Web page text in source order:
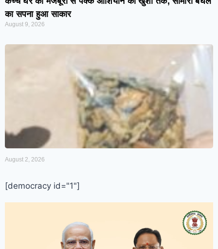
का सपना हुआ साकार
August 9, 2026
August 2, 2026
[democracy id="1"]